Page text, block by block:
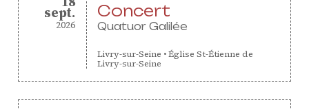
septembre
sept.
2026
Concert
Quatuor Galilée
Livry-sur-Seine •Église St-Étienne de
Livry-sur-Seine